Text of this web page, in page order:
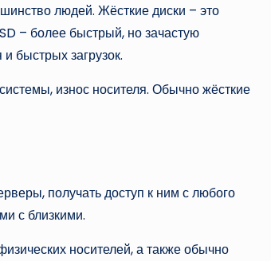
людей. Жёсткие диски – это
– более быстрый, но зачастую
быстрых загрузок.
износ носителя. Обычно жёсткие
получать доступ к ним с любого
с близкими.
носителей, а также обычно